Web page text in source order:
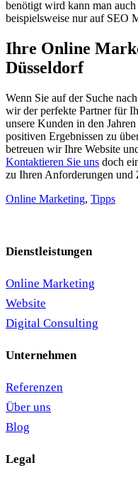
benötigt wird kann man
beispielsweise nur auf SEO
Ihre Online
Düsseldorf
Wenn Sie auf der Suche
wir der perfekte Partner für
unsere Kunden in den
positiven Ergebnissen zu
betreuen wir Ihre Website
Kontaktieren Sie uns doch
zu Ihren Anforderungen
Online Marketing, Tipps
Dienstleistungen
Online Marketing
Website
Digital Consulting
Unternehmen
Referenzen
Über uns
Blog
Legal